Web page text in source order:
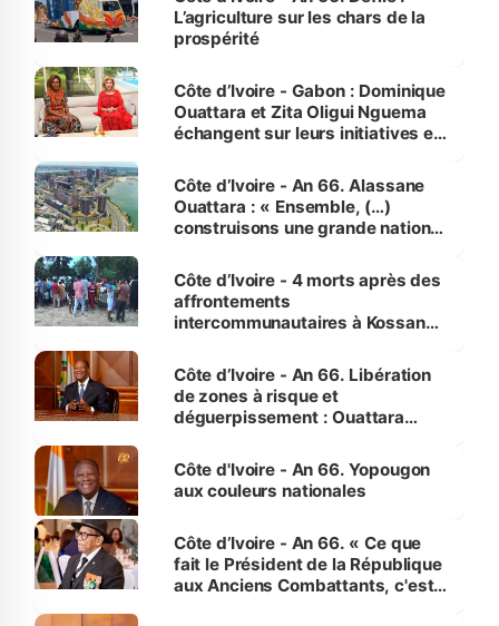
L’agriculture sur les chars de la
prospérité
Côte d’Ivoire - Gabon : Dominique
Ouattara et Zita Oligui Nguema
échangent sur leurs initiatives en
enfants
Côte d’Ivoire - An 66. Alassane
Ouattara : « Ensemble, (…)
construisons une grande nation
générations futures »
Côte d’Ivoire - 4 morts après des
affrontements
intercommunautaires à Kossandji
milieu des sinistrés
Côte d’Ivoire - An 66. Libération
de zones à risque et
déguerpissement : Ouattara
l'Etat de droit pour préserver les
vies humaines »
Côte d'Ivoire - An 66. Yopougon
aux couleurs nationales
Côte d’Ivoire - An 66. « Ce que
fait le Président de la République
aux Anciens Combattants, c'est